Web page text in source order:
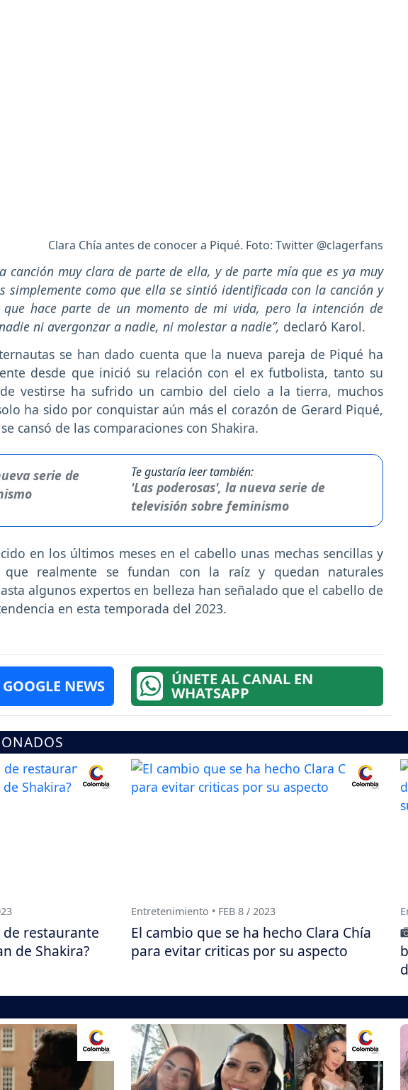
Clara Chía antes de conocer a Piqué. Foto: Twitter @clagerfans
canción muy clara de parte de ella, y de parte mía que es ya muy
simplemente como que ella se sintió identificada con la canción y
hace parte de un momento de mi vida, pero la intención de
ni avergonzar a nadie, ni molestar a nadie”, declaró Karol.
se han dado cuenta que la nueva pareja de Piqué ha
desde que inició su relación con el ex futbolista, tanto su
vestirse ha sufrido un cambio del cielo a la tierra, muchos
ha sido por conquistar aún más el corazón de Gerard Piqué,
cansó de las comparaciones con Shakira.
Te gustaría leer también:
'Las poderosas', la nueva serie de
televisión sobre feminismo
en los últimos meses en el cabello unas mechas sencillas y
realmente se fundan con la raíz y quedan naturales
algunos expertos en belleza han señalado que el cabello de
en esta temporada del 2023.
NEWS ÚNETE AL CANAL EN
WHATSAPP
de restaurante
de Shakira?
Entretenimiento • FEB 8 / 2023
El cambio que se ha hecho Clara Chía
para evitar criticas por su aspecto